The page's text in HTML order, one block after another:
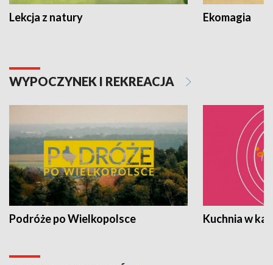
Lekcja z natury Ekomagia
WYPOCZYNEK I REKREACJA
Podróże po Wielkopolsce Kuchnia w